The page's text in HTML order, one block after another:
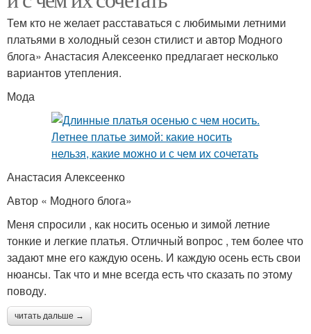
Тем кто не желает расставаться с любимыми летними
платьями в холодный сезон стилист и автор Модного
блога» Анастасия Алексеенко предлагает несколько
вариантов утепления.
Мода
Анастасия Алексеенко
Автор « Модного блога»
Меня спросили , как носить осенью и зимой летние
тонкие и легкие платья. Отличный вопрос , тем более что
задают мне его каждую осень. И каждую осень есть свои
нюансы. Так что и мне всегда есть что сказать по этому
поводу.
читать дальше →